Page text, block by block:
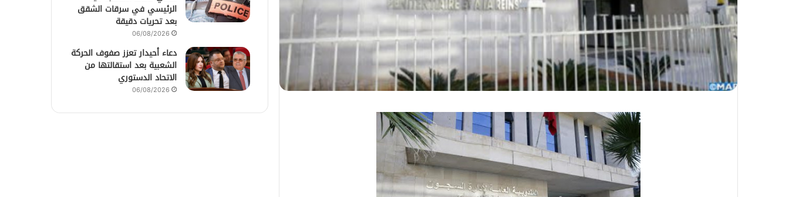
الرئيسي في سرقات الشقق
بعد تحريات دقيقة
06/08/2026
دعاء أحيدار تعزز صفوف الحركة
الشعبية بعد استقالتها من
الاتحاد الدستوري
06/08/2026